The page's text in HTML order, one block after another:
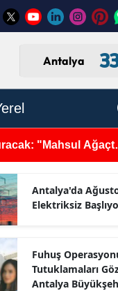
Antalya 33
"Mahsul
Antalya'da
Elektriksiz
Fuhuş
Tutuklamaları
Antalya